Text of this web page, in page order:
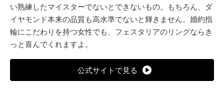
い熟練したマイスターでないとできないもの。もちろん、ダ
イヤモンド本来の品質も高水準でないと輝きません。婚約指
輪にこだわりを持つ女性でも、フェスタリアのリングならき
っと喜んでくれますよ。
公式サイトで見る